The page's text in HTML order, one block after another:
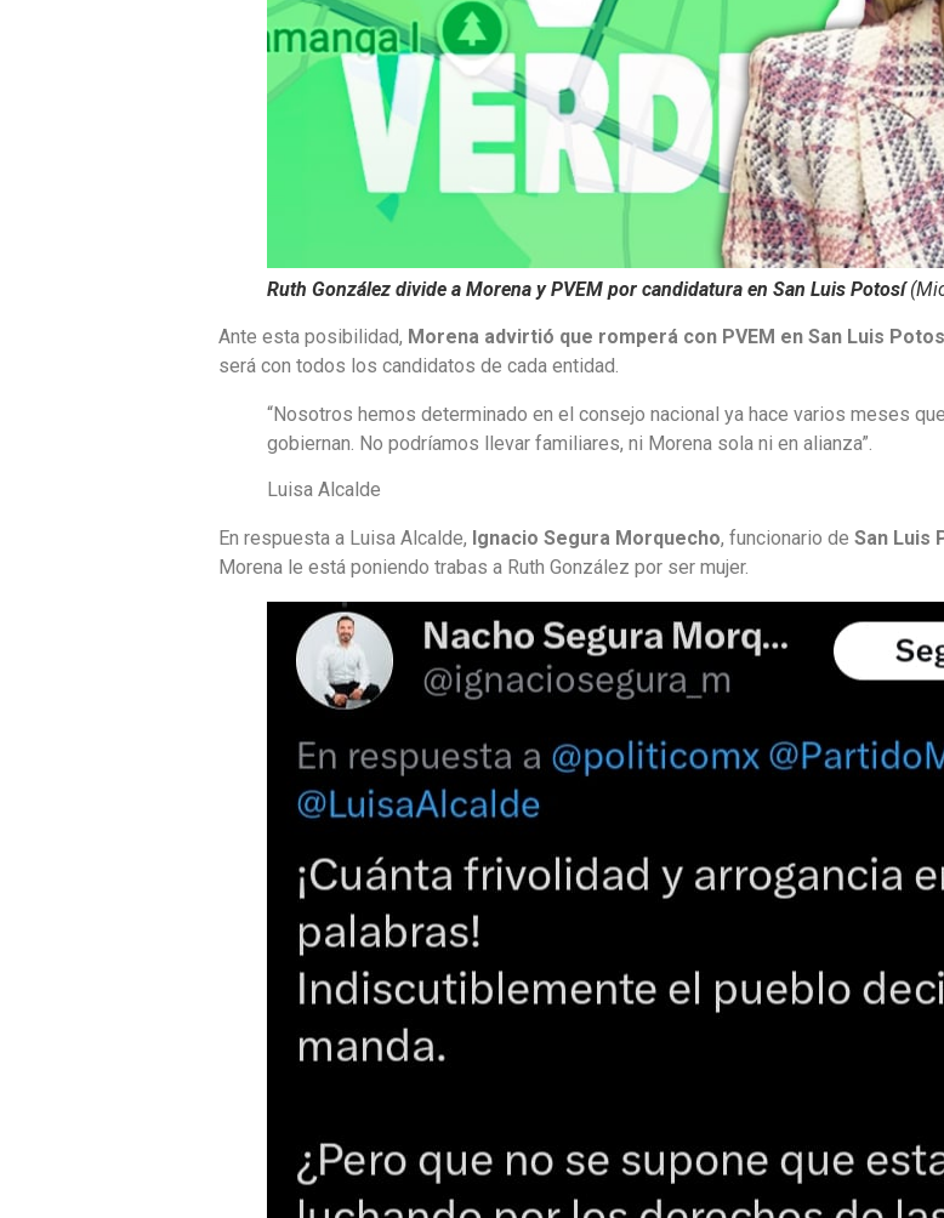
Ruth González divide a Morena y PVEM por candidatura en San Luis Potosí
Ante esta posibilidad, Morena advirtió que romperá con PVEM en San Luis
será con todos los candidatos de cada entidad.
“Nosotros hemos determinado en el consejo nacional ya hace varios meses
gobiernan. No podríamos llevar familiares, ni Morena sola ni en alianza”.
Luisa Alcalde
En respuesta a Luisa Alcalde, Ignacio Segura Morquecho, funcionario deSan Luis
Morena le está poniendo trabas a Ruth González por ser mujer.